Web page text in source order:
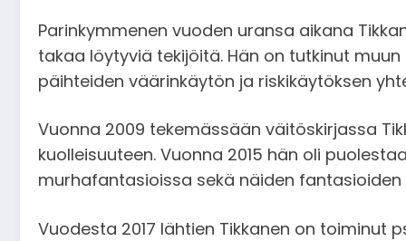
Parinkymmenen vuoden uransa aikana
takaa löytyviä tekijöitä. Hän on tutkinut
päihteiden väärinkäytön ja riskikäytöksen
Vuonna 2009 tekemässään väitöskirjassa
kuolleisuuteen. Vuonna 2015 hän oli
murhafantasioissa sekä näiden
Vuodesta 2017 lähtien Tikkanen on toiminut